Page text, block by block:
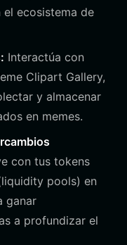
ecosistema de
Interactúa con
Clipart Gallery,
y almacenar
en memes.
con tus tokens
pools) en
ganar
a profundizar el